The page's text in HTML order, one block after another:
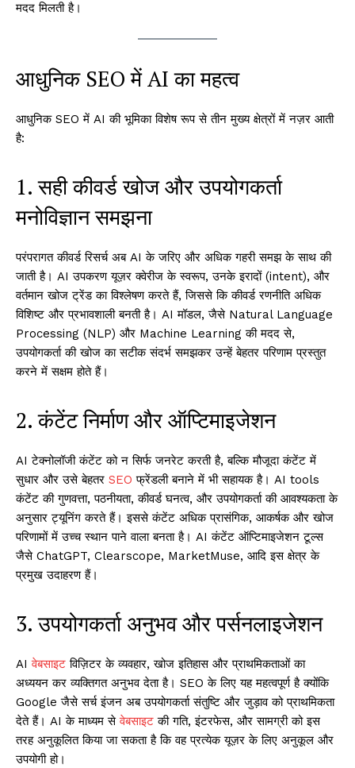
मदद मिलती है।
आधुनिक SEO में AI का महत्व
आधुनिक SEO में AI की भूमिका विशेष रूप से तीन मुख्य क्षेत्रों में नज़र आती
है:
1. सही कीवर्ड खोज और उपयोगकर्ता
मनोविज्ञान समझना
परंपरागत कीवर्ड रिसर्च अब AI के जरिए और अधिक गहरी समझ के साथ की
जाती है। AI उपकरण यूज़र क्वेरीज के स्वरूप, उनके इरादों (intent), और
वर्तमान खोज ट्रेंड का विश्लेषण करते हैं, जिससे कि कीवर्ड रणनीति अधिक
विशिष्ट और प्रभावशाली बनती है। AI मॉडल, जैसे Natural Language
Processing (NLP) और Machine Learning की मदद से,
उपयोगकर्ता की खोज का सटीक संदर्भ समझकर उन्हें बेहतर परिणाम प्रस्तुत
करने में सक्षम होते हैं।
2. कंटेंट निर्माण और ऑप्टिमाइजेशन
AI टेक्नोलॉजी कंटेंट को न सिर्फ जनरेट करती है, बल्कि मौजूदा कंटेंट में
सुधार और उसे बेहतर SEO फ्रेंडली बनाने में भी सहायक है। AI tools
कंटेंट की गुणवत्ता, पठनीयता, कीवर्ड घनत्व, और उपयोगकर्ता की आवश्यकता के
अनुसार ट्यूनिंग करते हैं। इससे कंटेंट अधिक प्रासंगिक, आकर्षक और खोज
परिणामों में उच्च स्थान पाने वाला बनता है। AI कंटेंट ऑप्टिमाइजेशन टूल्स
जैसे ChatGPT, Clearscope, MarketMuse, आदि इस क्षेत्र के
प्रमुख उदाहरण हैं।
3. उपयोगकर्ता अनुभव और पर्सनलाइजेशन
AIवेबसाइट विज़िटर के व्यवहार, खोज इतिहास और प्राथमिकताओं का
अध्ययन कर व्यक्तिगत अनुभव देता है। SEO के लिए यह महत्वपूर्ण है क्योंकि
Google जैसे सर्च इंजन अब उपयोगकर्ता संतुष्टि और जुड़ाव को प्राथमिकता
देते हैं। AI के माध्यम सेवेबसाइट की गति, इंटरफेस, और सामग्री को इस
तरह अनुकूलित किया जा सकता है कि वह प्रत्येक यूज़र के लिए अनुकूल और
उपयोगी हो।